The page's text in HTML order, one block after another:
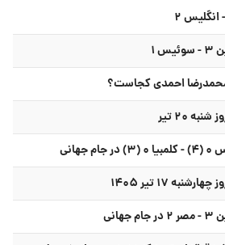
۱
احمدی کجاست؟
۲۰ تیر
۱۷ تیر ۱۴۰۵